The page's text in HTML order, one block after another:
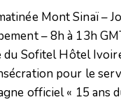
Mont Sinaï –
– 8h à 13h
du Sofitel Hôtel
pour le
officiel « 15 ans